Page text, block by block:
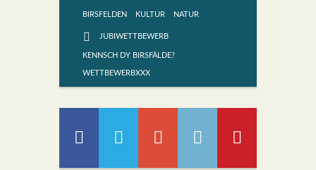
BIRSFELDEN KULTUR NATUR
JUBIWETTBEWERB
KENNSCH DY BIRSFÄLDE?
WETTBEWERBXXX